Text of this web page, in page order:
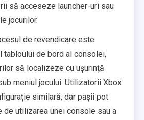
să acceseze launcher-uri sau
jocurilor.
de revendicare este
tabloului de bord al consolei,
să localizeze cu ușurință
meniul jocului. Utilizatorii Xbox
similară, dar pașii pot
de utilizarea unei console sau a